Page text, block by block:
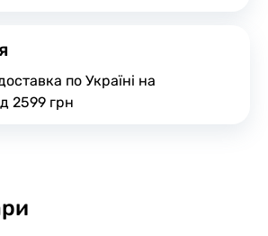
по Україні на
2599 грн